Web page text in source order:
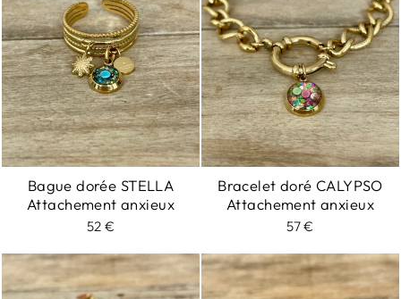
Bague dorée STELLA
Attachement anxieux
52 €
Bracelet doré CALYPSO
Attachement anxieux
57 €